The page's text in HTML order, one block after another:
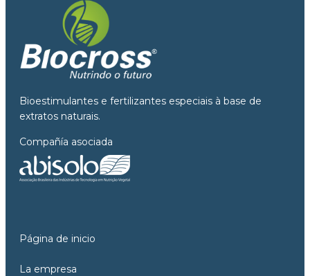
Bioestimulantes e fertilizantes especiais à base de
extratos naturais.
Compañía asociada
Página de inicio
La empresa